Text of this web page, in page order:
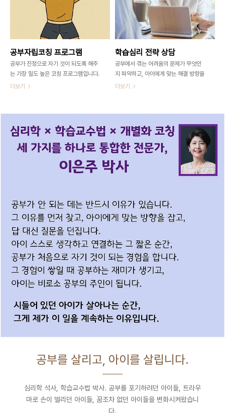
공부자립코칭 프로그램
공부가 진정으로 자기 것이 되도록 해주
는 가장 밀도 높은 코칭 프로그램입니다.
더보기
학습심리 전략 상담
공부에서 겪는 어려움의 문제가 무엇인
지 파악하고, 아이에게 맞는 해결 방향을
찾는 프로그램입니다.
더보기
공부를 살리고, 아이를 살립니다.
심리학 석사, 학습교수법 박사. 공부를 포기하려던 아이들, 트라우
마로 손이 떨리던 아이들, 꿈조차 없던 아이들을 변화시켜왔습니
다.